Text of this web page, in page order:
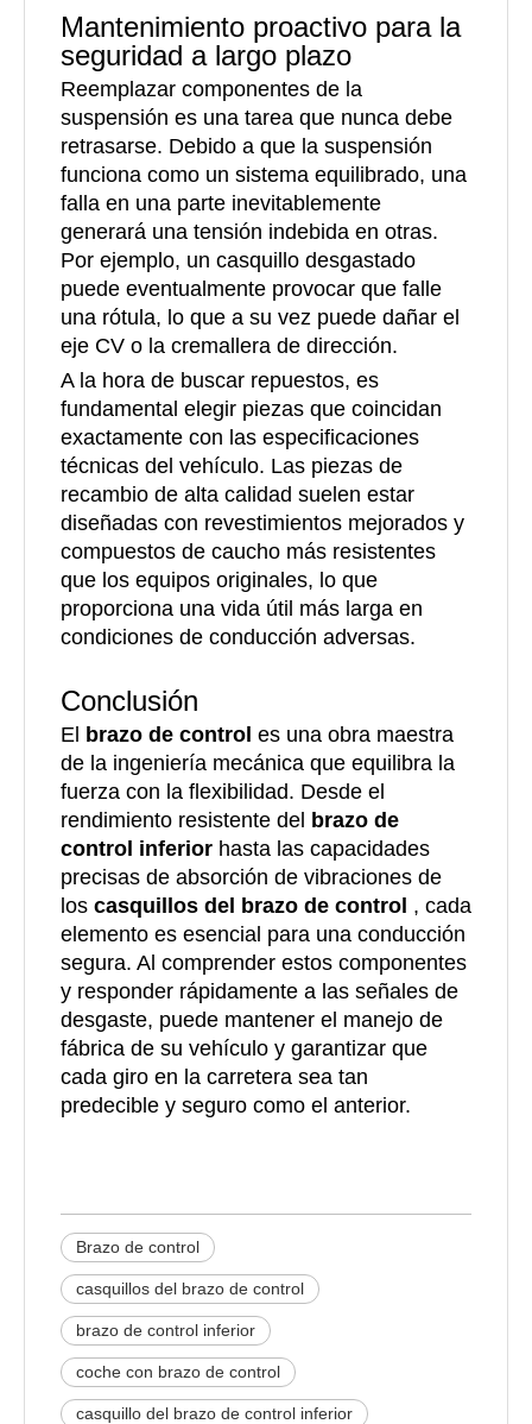
Mantenimiento proactivo para la
seguridad a largo plazo
Reemplazar componentes de la
suspensión es una tarea que nunca debe
retrasarse. Debido a que la suspensión
funciona como un sistema equilibrado, una
falla en una parte inevitablemente
generará una tensión indebida en otras.
Por ejemplo, un casquillo desgastado
puede eventualmente provocar que falle
una rótula, lo que a su vez puede dañar el
eje CV o la cremallera de dirección.
A la hora de buscar repuestos, es
fundamental elegir piezas que coincidan
exactamente con las especificaciones
técnicas del vehículo. Las piezas de
recambio de alta calidad suelen estar
diseñadas con revestimientos mejorados y
compuestos de caucho más resistentes
que los equipos originales, lo que
proporciona una vida útil más larga en
condiciones de conducción adversas.
Conclusión
El brazo de control es una obra maestra
de la ingeniería mecánica que equilibra la
fuerza con la flexibilidad. Desde el
rendimiento resistente del brazo de
control inferior hasta las capacidades
precisas de absorción de vibraciones de
los casquillos del brazo de control , cada
elemento es esencial para una conducción
segura. Al comprender estos componentes
y responder rápidamente a las señales de
desgaste, puede mantener el manejo de
fábrica de su vehículo y garantizar que
cada giro en la carretera sea tan
predecible y seguro como el anterior.
Brazo de control
casquillos del brazo de control
brazo de control inferior
coche con brazo de control
casquillo del brazo de control inferior